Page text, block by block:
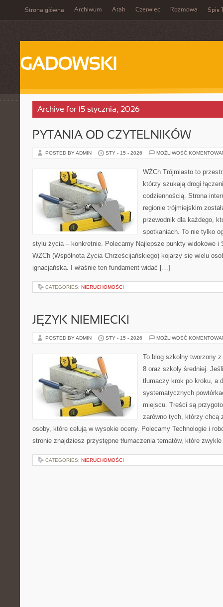
Strona główna Archiwum Atak Czerwiec Rozmowa Spis
GADOWSKI
Archive for 15 stycznia, 2026
PYTANIA OD CZYTELNIKÓW
POSTED BY ADMIN STY - 15 - 2026 MOŻLIWOŚĆ
WŻCh Trójmiasto to
którzy szukają drogi
codziennością. Strona
regionie trójmiejskim
przewodnik dla każdego,
spotkaniach. To nie tylko
stylu życia – konkretnie. Polecamy Najlepsze punkty widokowe i
WŻCh (Wspólnota Życia Chrześcijańskiego) kojarzy się wielu
ignacjańską. I właśnie ten fundament widać […]
CATEGORIES: NIERUCHOMOŚCI
JĘZYK NIEMIECKI
POSTED BY ADMIN STY - 15 - 2026 MOŻLIWOŚĆ
To blog szkolny tworzony
8 oraz szkoły średniej.
tłumaczy krok po kroku, a
systematycznych
miejscu. Treści są
zarówno tych, którzy chcą
osoby, które celują w wysokie oceny. Polecamy Technologie i
stronie znajdziesz przystępne tłumaczenia tematów, które
CATEGORIES: NIERUCHOMOŚCI